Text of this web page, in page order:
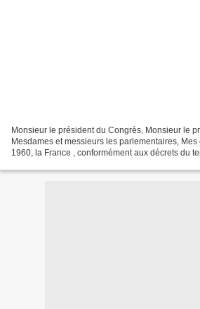
Monsieur le président du Congrès, Monsieur le
Mesdames et messieurs les parlementaires, Mes
1960, la France , conformément aux décrets du